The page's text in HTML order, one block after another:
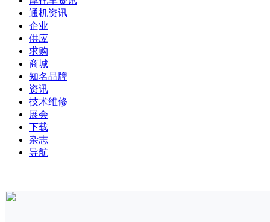
通机资讯
企业
供应
求购
商城
知名品牌
资讯
技术维修
展会
下载
杂志
导航